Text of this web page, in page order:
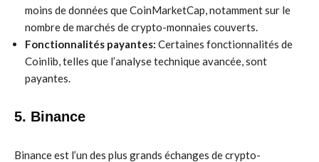
moins de données que CoinMarketCap, notamment sur le
nombre de marchés de crypto-monnaies couverts.
Fonctionnalités payantes: Certaines fonctionnalités de
Coinlib, telles que l’analyse technique avancée, sont
payantes.
5. Binance
Binance est l’un des plus grands échanges de crypto-